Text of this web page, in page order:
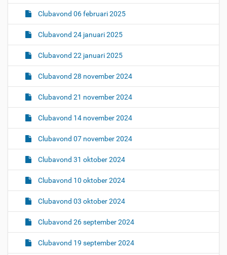
Clubavond 06 februari 2025
Clubavond 24 januari 2025
Clubavond 22 januari 2025
Clubavond 28 november 2024
Clubavond 21 november 2024
Clubavond 14 november 2024
Clubavond 07 november 2024
Clubavond 31 oktober 2024
Clubavond 10 oktober 2024
Clubavond 03 oktober 2024
Clubavond 26 september 2024
Clubavond 19 september 2024